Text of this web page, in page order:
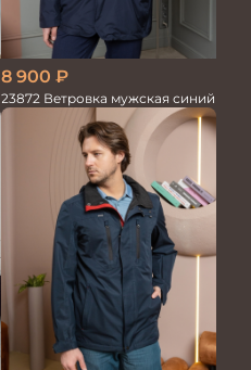
8 900 ₽
23872 Ветровка мужская синий